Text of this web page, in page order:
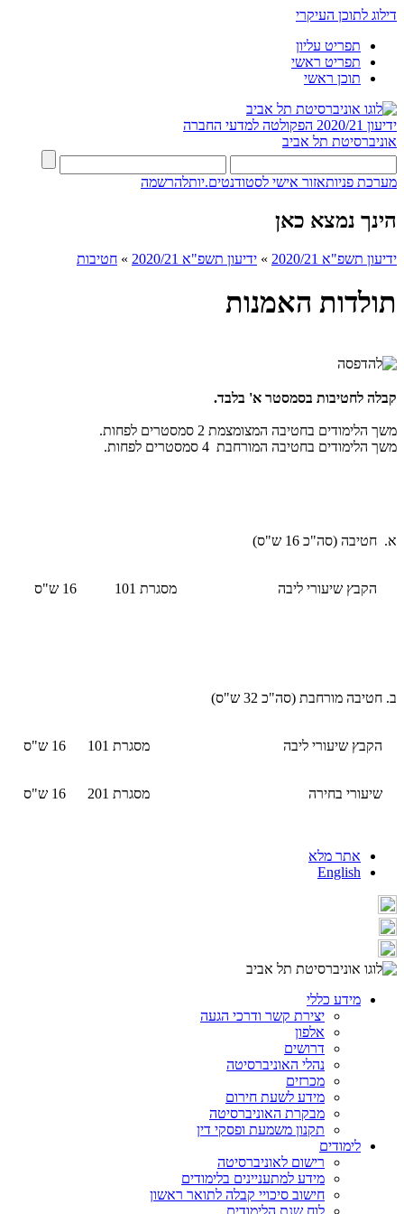
דילוג לתוכן העיקרי
תפריט עליון
תפריט ראשי
תוכן ראשי
ידיעון 2020/21
הפקולטה למדעי החברה
אוניברסיטת תל אביב
מערכת פניותאזור אישי לסטודנטים.יותלהרשמה
הינך נמצא כאן
ידיעון תשפ"א 2020/21 » ידיעון תשפ"א 2020/21 » חטיבות
תולדות האמנות
קבלה לחטיבות בסמסטר א' בלבד.
משך הלימודים בחטיבה המצומצמת 2 סמסטרים לפחות.
משך הלימודים בחטיבה המורחבת 4 סמסטרים לפחות.
א. חטיבה (סה"כ 16 ש"ס)
הקבץ שיעורי ליבה מסגרת 101 16 ש"ס
ב. חטיבה מורחבת (סה"כ 32 ש"ס)
הקבץ שיעורי ליבה מסגרת 101 16 ש"ס
שיעורי בחירה מסגרת 201 16 ש"ס
אתר מלא
English
מידע כללי
יצירת קשר ודרכי הגעה
אלפון
דרושים
נהלי האוניברסיטה
מכרזים
מידע לשעת חירום
מבקרת האוניברסיטה
תקנון משמעת ופסקי דין
לימודים
רישום לאוניברסיטה
מידע למתעניינים בלימודים
חישוב סיכויי קבלה לתואר ראשון
לוח שנת הלימודים